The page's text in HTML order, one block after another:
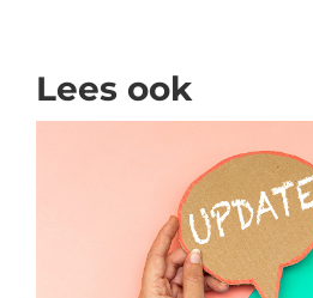
Lees ook